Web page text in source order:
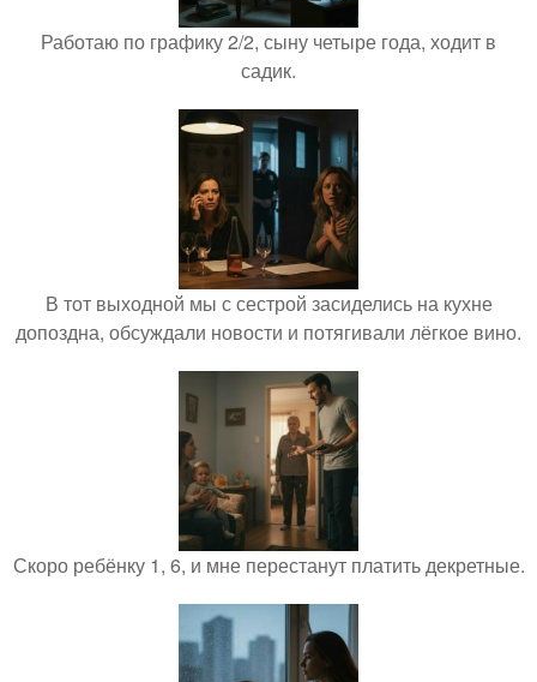
Работаю по графику 2/2, сыну четыре года, ходит в
садик.
В тот выходной мы с сестрой засиделись на кухне
допоздна, обсуждали новости и потягивали лёгкое вино.
Скоро ребёнку 1, 6, и мне перестанут платить декретные.